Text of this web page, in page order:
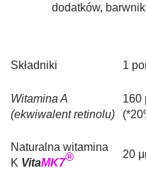
dodatków,
Składniki 1
Witamina A
(ekwiwalent retinolu)
160
Naturalna witamina
K VitaMK7® 20